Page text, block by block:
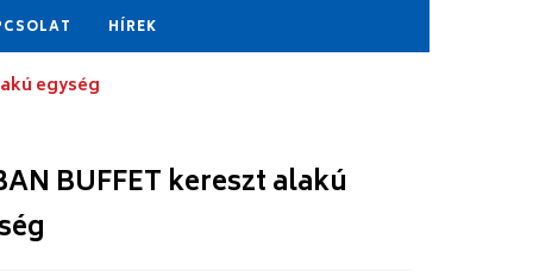
HÍREK
egység
BUFFET kereszt alakú